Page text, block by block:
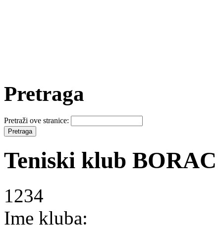
Pretraga
Pretraži ove stranice:
Teniski klub BORAC
1234
Ime kluba: